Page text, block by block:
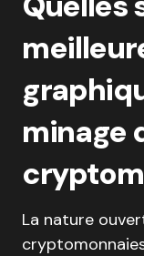
minage
La nature